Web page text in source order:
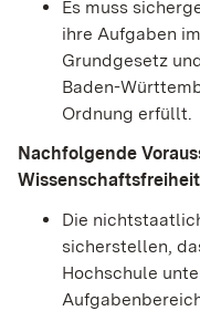
Es muss
ihre Aufgaben
Grundgesetz
Baden-
Ordnung erfüllt.
Nachfolgende
Die
sicherstellen,
Hochschule